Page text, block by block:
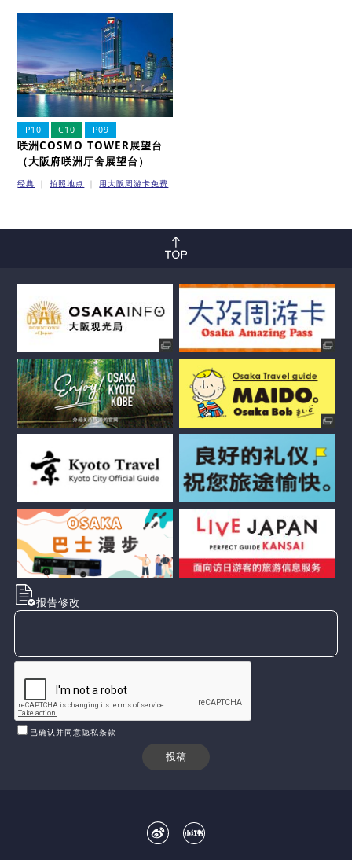
P10 C10 P09
咲洲COSMO TOWER展望台
（大阪府咲洲厅舍展望台）
经典 拍照地点 用大阪周游卡免费
报告修改
已确认并同意隐私条款